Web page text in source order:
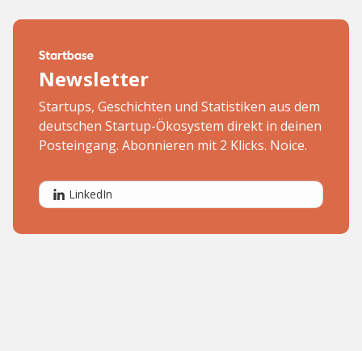
Newsletter
Startups, Geschichten und Statistiken aus dem
deutschen Startup-Ökosystem direkt in deinen
Posteingang. Abonnieren mit 2 Klicks. Noice.
LinkedIn